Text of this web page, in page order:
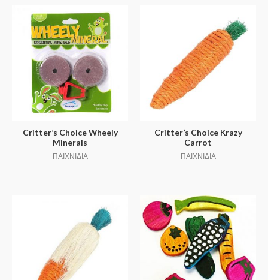
Critter’s Choice Wheely
Minerals
ΠΑΙΧΝΙΔΙΑ
Critter’s Choice Krazy
Carrot
ΠΑΙΧΝΙΔΙΑ